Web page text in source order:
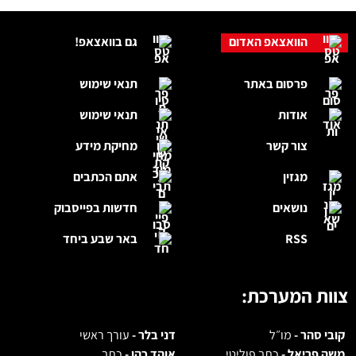
גם בוואצאפ!
תנאי שימוש
תנאי שימוש
מחיקת מידע
אתם הכתבים
חדשות בפייסבוק
באר שבע ביחד
הוואצאפ האדום
פרסום באתר
אודות
צור קשר
מגזין
נושאים
RSS
צוות המערכת:
קובי סהר -מו״ל דני בלר -עורך ראשי